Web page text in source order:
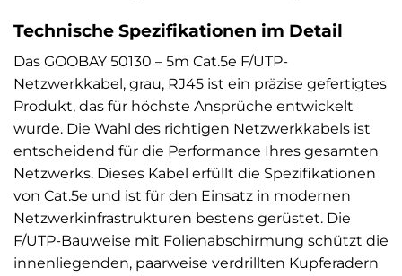
Technische Spezifikationen im Detail
Das GOOBAY 50130 – 5m Cat.5e F/UTP-
Netzwerkkabel, grau, RJ45 ist ein präzise gefertigtes
Produkt, das für höchste Ansprüche entwickelt
wurde. Die Wahl des richtigen Netzwerkkabels ist
entscheidend für die Performance Ihres gesamten
Netzwerks. Dieses Kabel erfüllt die Spezifikationen
von Cat.5e und ist für den Einsatz in modernen
Netzwerkinfrastrukturen bestens gerüstet. Die
F/UTP-Bauweise mit Folienabschirmung schützt die
innenliegenden, paarweise verdrillten Kupferadern